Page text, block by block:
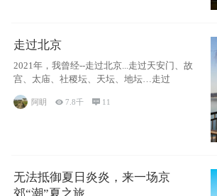
走过北京
2021年，我曾经--走过北京...走过天安门、故
宫、太庙、社稷坛、天坛、地坛…走过
阿眀 7.8千  11
无法抵御夏日炎炎，来一场京